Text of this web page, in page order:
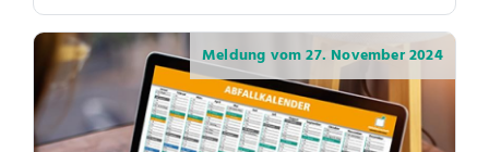
Meldung vom27. November 2024